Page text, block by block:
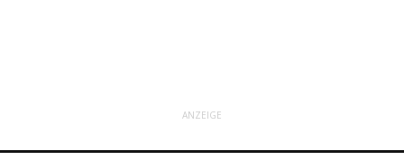
ANZEIGE